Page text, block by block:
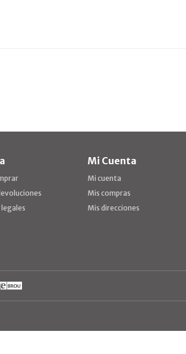
Mi Cuenta
Mi cuenta
Mis compras
Mis direcciones